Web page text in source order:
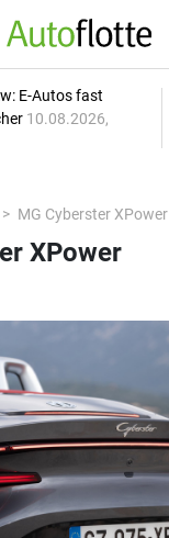
E-Autos fast
10.08.2026,
MG Cyberster XPower
XPower